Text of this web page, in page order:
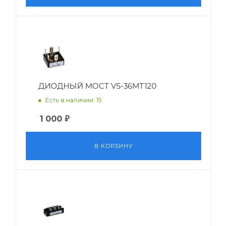
ДИОДНЫЙ МОСТ VS-36MT120
Есть в наличии: 15
1 000 ₽
В КОРЗИНУ